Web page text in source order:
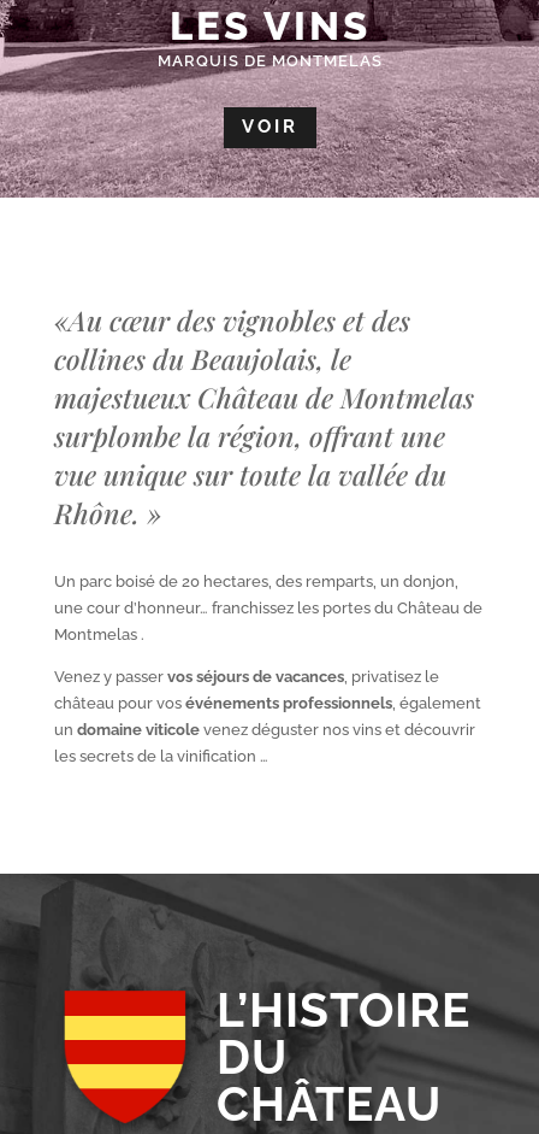
LES VINS
MARQUIS DE MONTMELAS
VOIR
«Au cœur des vignobles et des
collines du Beaujolais, le
majestueux Château de Montmelas
surplombe la région, offrant une
vue unique sur toute la vallée du
Rhône. »
Un parc boisé de 20 hectares, des remparts, un donjon,
une cour d’honneur… franchissez les portes du Château de
Montmelas .
Venez y passer vos séjours de vacances, privatisez le
château pour vos événements professionnels, également
un domaine viticolevenez déguster nos vins et découvrir
les secrets de la vinification …
L’HISTOIRE
DU
CHÂTEAU